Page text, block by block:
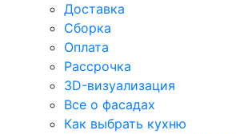
Доставка
Сборка
Оплата
Рассрочка
3D-визуализация
Все о фасадах
Как выбрать кухню